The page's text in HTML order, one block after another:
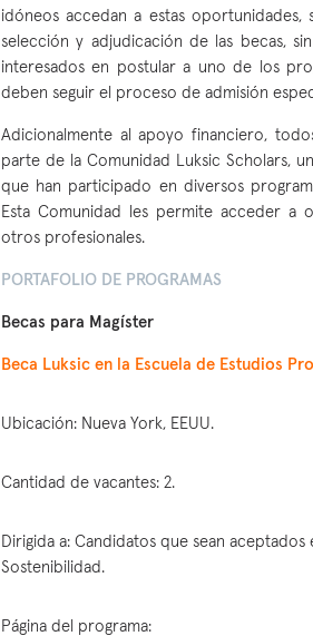
idóneos accedan a estas oportunidades,
selección y adjudicación de las becas,
interesados en postular a uno de los
deben seguir el proceso de admisión
Adicionalmente al apoyo financiero,
parte de la Comunidad Luksic Scholars,
que han participado en diversos
Esta Comunidad les permite acceder a
otros profesionales.
PORTAFOLIO DE PROGRAMAS
Becas para Magíster
Beca Luksic en la Escuela de Estudios
Ubicación: Nueva York, EEUU.
Cantidad de vacantes: 2.
Dirigida a: Candidatos que sean
Sostenibilidad.
Página del programa: